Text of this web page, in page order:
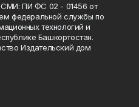
СМИ: ПИ ФС 02 - 01456 от
федеральной службы по
технологий и
Башкортостан.
Издательский дом